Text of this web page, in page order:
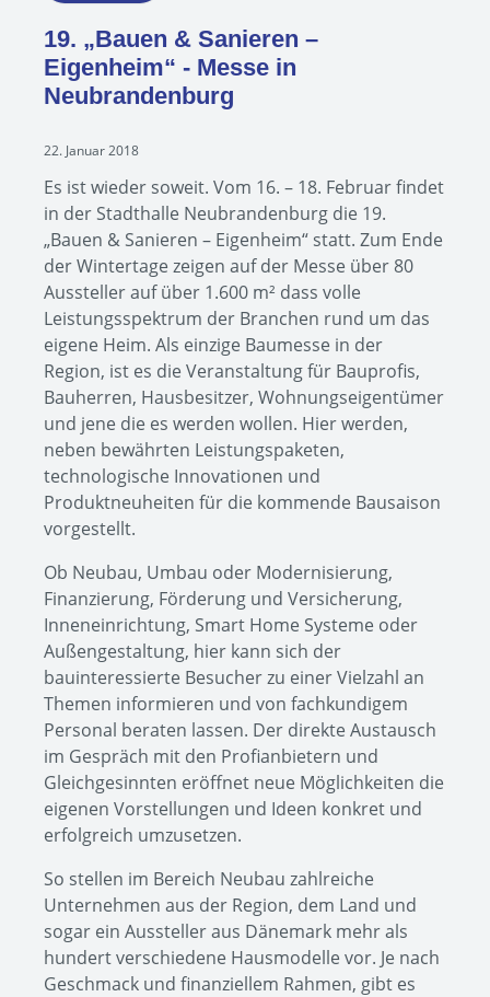
19. „Bauen & Sanieren –
Eigenheim“ - Messe in
Neubrandenburg
22. Januar 2018
Es ist wieder soweit. Vom 16. – 18. Februar findet
in der Stadthalle Neubrandenburg die 19.
„Bauen & Sanieren – Eigenheim“ statt. Zum Ende
der Wintertage zeigen auf der Messe über 80
Aussteller auf über 1.600 m² dass volle
Leistungsspektrum der Branchen rund um das
eigene Heim. Als einzige Baumesse in der
Region, ist es die Veranstaltung für Bauprofis,
Bauherren, Hausbesitzer, Wohnungseigentümer
und jene die es werden wollen. Hier werden,
neben bewährten Leistungspaketen,
technologische Innovationen und
Produktneuheiten für die kommende Bausaison
vorgestellt.
Ob Neubau, Umbau oder Modernisierung,
Finanzierung, Förderung und Versicherung,
Inneneinrichtung, Smart Home Systeme oder
Außengestaltung, hier kann sich der
bauinteressierte Besucher zu einer Vielzahl an
Themen informieren und von fachkundigem
Personal beraten lassen. Der direkte Austausch
im Gespräch mit den Profianbietern und
Gleichgesinnten eröffnet neue Möglichkeiten die
eigenen Vorstellungen und Ideen konkret und
erfolgreich umzusetzen.
So stellen im Bereich Neubau zahlreiche
Unternehmen aus der Region, dem Land und
sogar ein Aussteller aus Dänemark mehr als
hundert verschiedene Hausmodelle vor. Je nach
Geschmack und finanziellem Rahmen, gibt es